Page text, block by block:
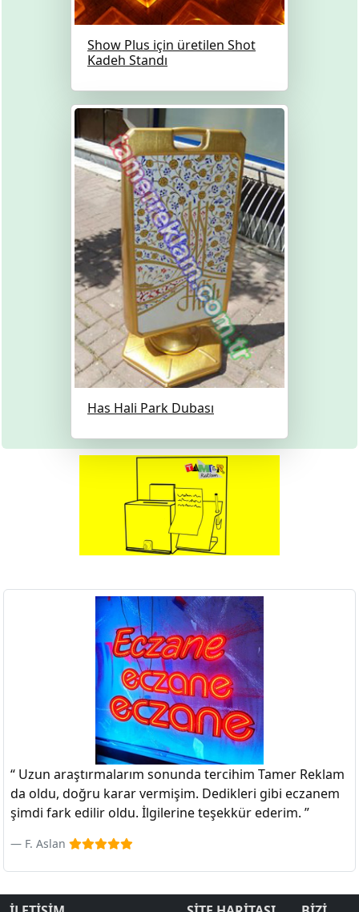
Show Plus için üretilen Shot
Kadeh Standı
Has Hali Park Dubası
“ Uzun araştırmalarım sonunda tercihim Tamer Reklam
da oldu, doğru karar vermişim. Dedikleri gibi eczanem
şimdi fark edilir oldu. İlgilerine teşekkür ederim. ”
F. Aslan